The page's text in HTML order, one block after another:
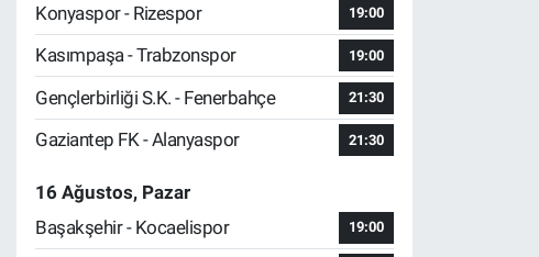
Konyaspor - Rizespor
19:00
Kasımpaşa - Trabzonspor 19:00
Gençlerbirliği S.K. - Fenerbahçe 21:30
Gaziantep FK - Alanyaspor 21:30
16 Ağustos, Pazar
Başakşehir - Kocaelispor
19:00